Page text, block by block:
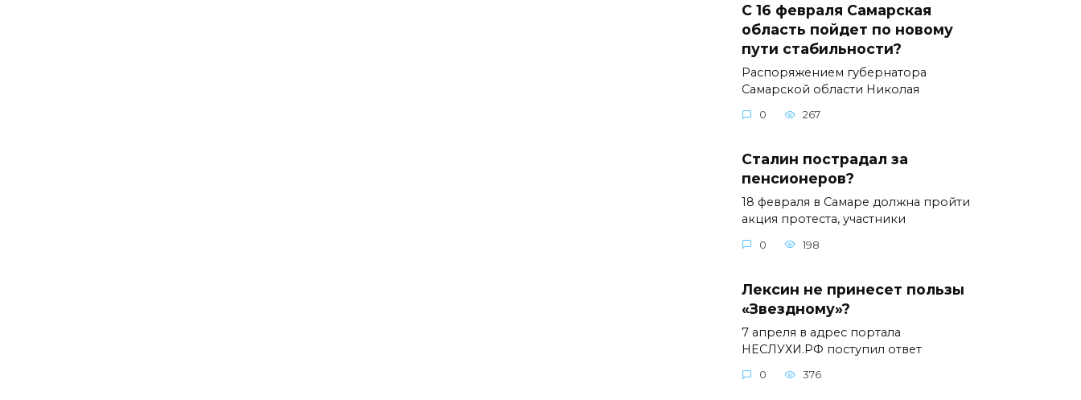
С 16 февраля Самарская
область пойдет по новому
пути стабильности?
Распоряжением губернатора
Самарской области Николая
0 267
Сталин пострадал за
пенсионеров?
18 февраля в Самаре должна пройти
акция протеста, участники
0 198
Лексин не принесет пользы
«Звездному»?
7 апреля в адрес портала
НЕСЛУХИ.РФ поступил ответ
0 376